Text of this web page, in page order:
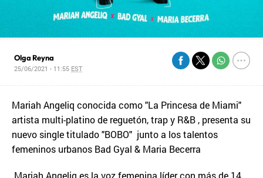
Olga Reyna
25/06/2021 - 11:55 EST
Mariah Angeliq conocida como "La Princesa de Miami"
artista multi-platino de reguetón, trap y R&B , presenta su
nuevo single titulado "BOBO" junto a los talentos
femeninos urbanos Bad Gyal & Maria Becerra
Mariah Anqeliq es la voz femenina líder con más de 14